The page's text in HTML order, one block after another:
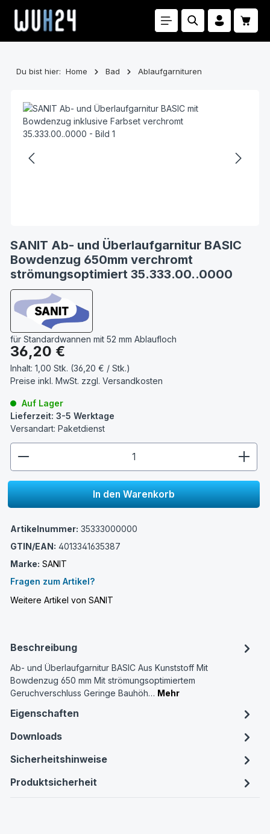
Zum Hauptinhalt springen
Du bist hier: Home Bad Ablaufgarnituren
SANIT Ab- und Überlaufgarnitur BASIC
Bowdenzug 650mm verchromt
strömungsoptimiert 35.333.00..0000
für Standardwannen mit 52 mm Ablaufloch
Regulärer Preis:
36,20 €
Inhalt: 1,00 Stk. (36,20 € / Stk.)
Preise inkl. MwSt. zzgl. Versandkosten
Auf Lager
Lieferzeit: 3-5 Werktage
Versandart: Paketdienst
In den Warenkorb
Artikelnummer: 35333000000
GTIN/EAN: 4013341635387
Marke: SANIT
Fragen zum Artikel?
Weitere Artikel von SANIT
Beschreibung
Ab- und Überlaufgarnitur BASIC Aus Kunststoff Mit
Bowdenzug 650 mm Mit strömungsoptimiertem
Geruchverschluss Geringe Bauhöh… Mehr
Eigenschaften
Downloads
Sicherheitshinweise
Produktsicherheit